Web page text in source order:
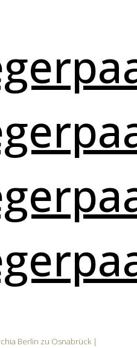
Berlin zu Osnabrück |